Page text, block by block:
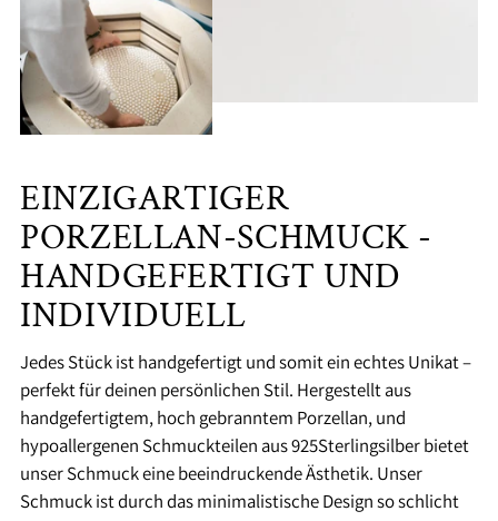
EINZIGARTIGER
PORZELLAN-SCHMUCK -
HANDGEFERTIGT UND
INDIVIDUELL
Jedes Stück ist handgefertigt und somit ein echtes Unikat –
perfekt für deinen persönlichen Stil. Hergestellt aus
handgefertigtem, hoch gebranntem Porzellan, und
hypoallergenen Schmuckteilen aus 925Sterlingsilber bietet
unser Schmuck eine beeindruckende Ästhetik. Unser
Schmuck ist durch das minimalistische Design so schlicht